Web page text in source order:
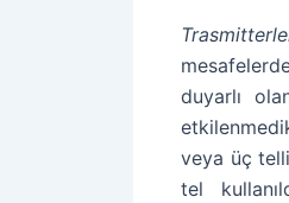
duyarlı
veya üç
tel